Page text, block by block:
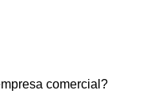
comercial?